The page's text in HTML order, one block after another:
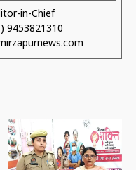
in-Chief
9453821310